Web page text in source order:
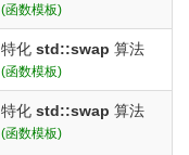
(函数模板)
特化 std::swap 算法
(函数模板)
特化 std::swap 算法
(函数模板)